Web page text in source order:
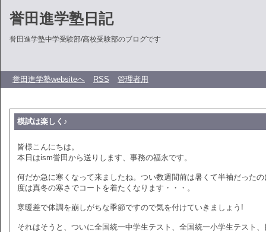
誉田進学塾日記
誉田進学塾中学受験部/高校受験部のブログです
誉田進学塾websiteへ RSS 管理者用
模試は楽しく♪
皆様こんにちは。
本日はism誉田から送りします、事務の福永です。
何だか急に寒くなって来ましたね。つい数週間前は暑くて半袖だったの
度は真冬の寒さでコートを着たくなります・・・。
寒暖差で体調を崩しがちな季節ですので気を付けていきましょう!
それはそうと、ついに全国統一中学生テスト、全国統一小学生テスト、